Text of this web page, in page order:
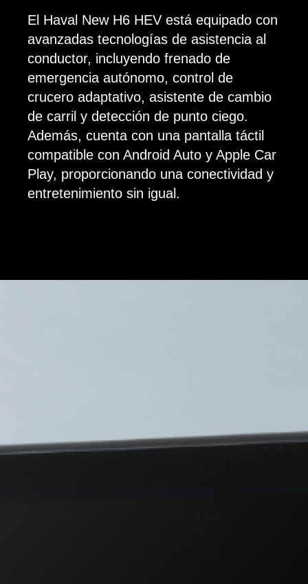
El Haval New H6 HEV está equipado con
avanzadas tecnologías de asistencia al
conductor, incluyendo frenado de
emergencia autónomo, control de
crucero adaptativo, asistente de cambio
de carril y detección de punto ciego.
Además, cuenta con una pantalla táctil
compatible con Android Auto y Apple Car
Play, proporcionando una conectividad y
entretenimiento sin igual.